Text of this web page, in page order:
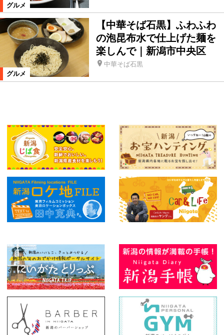
グルメ
グルメ
【中華そば石黒】ふわふわ
の泡昆布水で仕上げた麺を
楽しんで｜新潟市中央区
中華そば石黒